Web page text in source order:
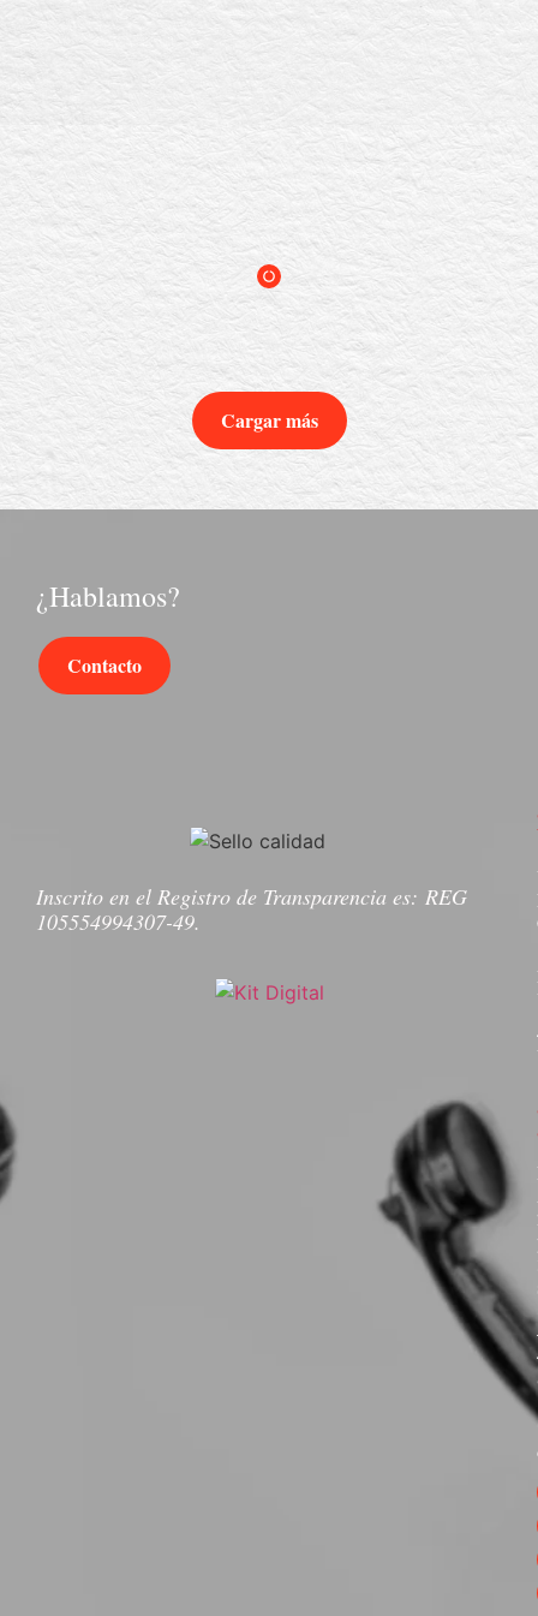
Cargar más
¿Hablamos?
Contacto
Inscrito en el Registro de Transparencia es: REG
105554994307-49.